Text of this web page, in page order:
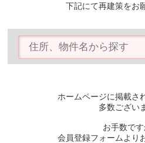
下記にて再建策をお
ホームページに掲載さ
多数ござい
お手数です
会員登録フォームより